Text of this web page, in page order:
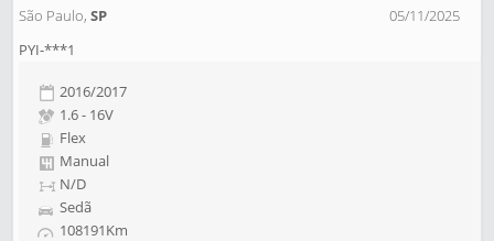
São Paulo,SP
05/11/2025
PYI-***1
2016/2017
1.6 - 16V
Flex
Manual
N/D
Sedã
108191Km